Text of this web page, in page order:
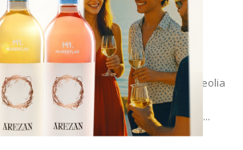
pentru economii de
superior şi protecţia...
capitale împărtăşesc soluţia găsită de Veolia
Operatorul sistemului de
acorduri cu omologii din Chişinău...